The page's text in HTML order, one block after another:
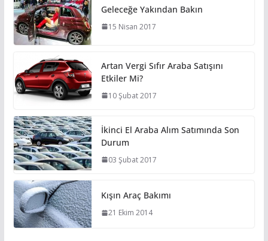
Geleceğe Yakından Bakın
15 Nisan 2017
Artan Vergi Sıfır Araba Satışını
Etkiler Mi?
10 Şubat 2017
İkinci El Araba Alım Satımında Son
Durum
03 Şubat 2017
Kışın Araç Bakımı
21 Ekim 2014